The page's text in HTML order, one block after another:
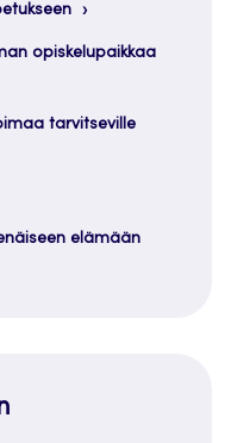
opiskelupaikkaa
tarvitseville
elämään